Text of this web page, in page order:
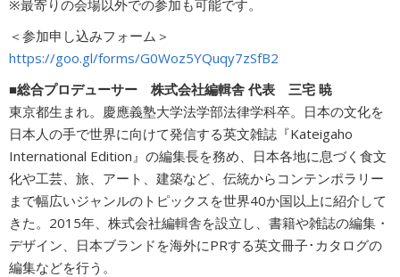
※最寄りの会場以外での参加も可能です。
＜参加申し込みフォーム＞
https://goo.gl/forms/G0Woz5YQuqy7zSfB2
■総合プロデューサー 株式会社編輯舎 代表 三宅 暁
東京都生まれ。慶應義塾大学法学部法律学科卒。日本の文化を
日本人の手で世界に向けて発信する英文雑誌『Kateigaho
International Edition』の編集長を務め、日本各地に息づく食文
化や工芸、旅、アート、建築など、伝統からコンテンポラリー
まで幅広いジャンルのトピックスを世界40か国以上に紹介して
きた。2015年、株式会社編輯舎を設立し、書籍や雑誌の編集・
デザイン、日本ブランドを海外にPRする英文冊子･カタログの
編集などを行う。